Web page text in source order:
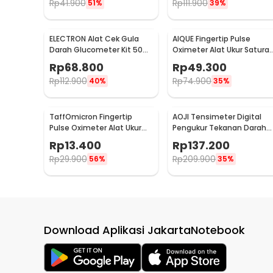
B02
Rp41.900 51% Rp111.90039%
ELECTRON Alat Cek Gula
Darah Glucometer Kit 50
Test Strips - HH-XT520
Rp68.800
Rp112.900 40%
AIQUE Fingertip Pulse
Oximeter Alat Ukur
Oksigen Darah - TY-05
Rp49.300
Rp74.90035%
TaffOmicron Fingertip
Pulse Oximeter Alat Ukur
Saturasi Oksigen Darah -
SMH-01
Rp13.400
Rp29.900 56%
AOJI Tensimeter Digital
Pengukur Tekanan Darah
Wrist English Voice - WRS-
35E
Rp137.200
Rp209.90035%
Download Aplikasi JakartaNotebook